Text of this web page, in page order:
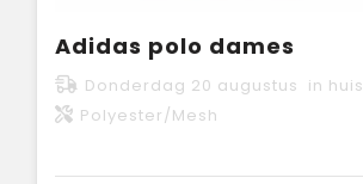
Adidas polo dames
Donderdag 20 augustus in huis
Polyester/Mesh